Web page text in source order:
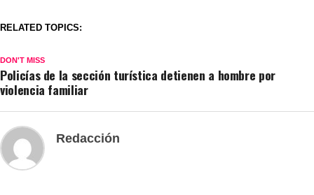
RELATED TOPICS:
DON'T MISS
Policías de la sección turística detienen a hombre por
violencia familiar
Redacción